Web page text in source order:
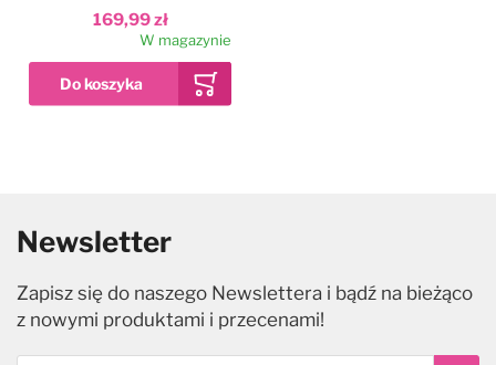
169,99 zł
W magazynie
Newsletter
Zapisz się do naszego Newslettera i bądź na bieżąco
z nowymi produktami i przecenami!